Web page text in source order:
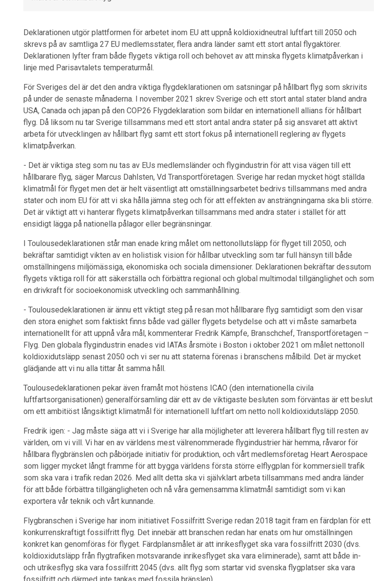
Deklarationen utgör plattformen för arbetet inom EU att uppnå koldioxidneutral luftfart till 2050 och
skrevs på av samtliga 27 EU medlemsstater, flera andra länder samt ett stort antal flygaktörer.
Deklarationen lyfter fram både flygets viktiga roll och behovet av att minska flygets klimatpåverkan i
linje med Parisavtalets temperaturmål.
För Sveriges del är det den andra viktiga flygdeklarationen om satsningar på hållbart flyg som skrivits
på under de senaste månaderna. I november 2021 skrev Sverige och ett stort antal stater bland andra
USA, Canada och japan på den COP26 Flygdeklaration som bildar en internationell allians för hållbart
flyg. Då liksom nu tar Sverige tillsammans med ett stort antal andra stater på sig ansvaret att aktivt
arbeta för utvecklingen av hållbart flyg samt ett stort fokus på internationell reglering av flygets
klimatpåverkan.
- Det är viktiga steg som nu tas av EUs medlemsländer och flygindustrin för att visa vägen till ett
hållbarare flyg, säger Marcus Dahlsten, Vd Transportföretagen. Sverige har redan mycket högt ställda
klimatmål för flyget men det är helt väsentligt att omställningsarbetet bedrivs tillsammans med andra
stater och inom EU för att vi ska hålla jämna steg och för att effekten av ansträngningarna ska bli större.
Det är viktigt att vi hanterar flygets klimatpåverkan tillsammans med andra stater i stället för att
ensidigt lägga på nationella pålagor eller begränsningar.
I Toulousedeklarationen står man enade kring målet om nettonollutsläpp för flyget till 2050, och
bekräftar samtidigt vikten av en holistisk vision för hållbar utveckling som tar full hänsyn till både
omställningens miljömässiga, ekonomiska och sociala dimensioner. Deklarationen bekräftar dessutom
flygets viktiga roll för att säkerställa och förbättra regional och global multimodal tillgänglighet och som
en drivkraft för socioekonomisk utveckling och sammanhållning.
- Toulousedeklarationen är ännu ett viktigt steg på resan mot hållbarare flyg samtidigt som den visar
den stora enighet som faktiskt finns både vad gäller flygets betydelse och att vi måste samarbeta
internationellt för att uppnå våra mål, kommenterar Fredrik Kämpfe, Branschchef, Transportföretagen –
Flyg. Den globala flygindustrin enades vid IATAs årsmöte i Boston i oktober 2021 om målet nettonoll
koldioxidutsläpp senast 2050 och vi ser nu att staterna förenas i branschens målbild. Det är mycket
glädjande att vi nu alla tittar åt samma håll.
Toulousedeklarationen pekar även framåt mot höstens ICAO (den internationella civila
luftfartsorganisationen) generalförsamling där ett av de viktigaste besluten som förväntas är ett beslut
om ett ambitiöst långsiktigt klimatmål för internationell luftfart om netto noll koldioxidutsläpp 2050.
Fredrik igen: - Jag måste säga att vi i Sverige har alla möjligheter att leverera hållbart flyg till resten av
världen, om vi vill. Vi har en av världens mest välrenommerade flygindustrier här hemma, råvaror för
hållbara flygbränslen och påbörjade initiativ för produktion, och vårt medlemsföretag Heart Aerospace
som ligger mycket långt framme för att bygga världens första större elflygplan för kommersiell trafik
som ska vara i trafik redan 2026. Med allt detta ska vi självklart arbeta tillsammans med andra länder
för att både förbättra tillgängligheten och nå våra gemensamma klimatmål samtidigt som vi kan
exportera vår teknik och vårt kunnande.
Flygbranschen i Sverige har inom initiativet Fossilfritt Sverige redan 2018 tagit fram en färdplan för ett
konkurrenskraftigt fossilfritt flyg. Det innebär att branschen redan har enats om hur omställningen
konkret kan genomföras för flyget. Färdplansmålet är att inrikesflyget ska vara fossilfritt 2030 (dvs.
koldioxidutsläpp från flygtrafiken motsvarande inrikesflyget ska vara eliminerade), samt att både in-
och utrikesflyg ska vara fossilfritt 2045 (dvs. allt flyg som startar vid svenska flygplatser ska vara